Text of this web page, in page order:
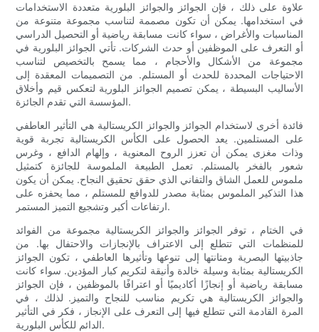
علاوة على ذلك ، فإن الجوائز والجوائز البلورية متعددة الاستخدامات
في استخدامها. يمكن أن تكون مصممة لتناسب مجموعة متنوعة من
المناسبات والأغراض ، سواء كانت مسابقة رياضية أو التحصيل الدراسي
أو التعرف على الموظفين أو حدث الشركات. تأتي الجوائز البلورية في
مجموعة من الأشكال والأحجام ، مما يسمح بالتخصيص لتناسب
الاحتياجات المحددة للحدث أو المستلم. من التصميمات المعقدة إلى
الأساليب البسيطة ، يمكن تصميم الجوائز البلورية لتعكس قيم وأخلاق
المؤسسة التي تقدم الجائزة.
فائدة أخرى لاستخدام الجوائز والجوائز الكريستالية هي التأثير العاطفي
على المستلمين. يعد الحصول على الكأس الكريستالية تجربة قوية
وذات مغزى يمكن أن تعزز الروح المعنوية ، وإلهام الدافع ، وغرس
شعور بالفخر بالمستلم. تعمل الطبيعة الملموسة للجائزة كتمثيل
ملموس للعمل الشاق والتفاني الذي حقق تحقيق النجاح. يمكن أن يكون
هذا التذكير الملموس بمثابة مصدر للدوافع للمستلم ، مما يحفزه على
ارتفاعات أكبر وتشجيع التميز المستمر.
في الختام ، توفر الجوائز والجوائز الكريستالية مجموعة من الفوائد
للمنظمات التي تتطلع إلى الاعتراف بالإنجازات والاحتفال بها. من
جاذبيتها البصرية ومتانتها إلى تنوعها وتأثيرها العاطفي ، تكون الجوائز
الكريستالية بمثابة وسيلة خالدة وأنيقة لتكريم كبار المؤدين. سواء كانت
مسابقة رياضية أو إنجازًا أكاديميًا أو اعترافًا بالموظفين ، فإن الجوائز
والجوائز الكريستالية هي تكريم مناسب للنجاح والتميز. لذلك ، في
المرة القادمة التي تتطلع فيها إلى التعرف على الإنجاز ، فكر في التأثير
الدائم للكأس البلورية.